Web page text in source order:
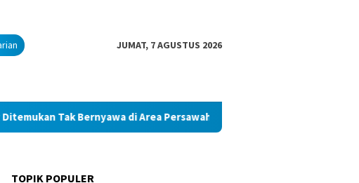
JUMAT, 7 AGUSTUS 2026
Bernyawa di Area Persawahan Diduga Palsukan Ijazah SMKN di
TOPIK POPULER